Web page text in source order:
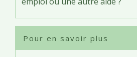
Pour en savoir plus